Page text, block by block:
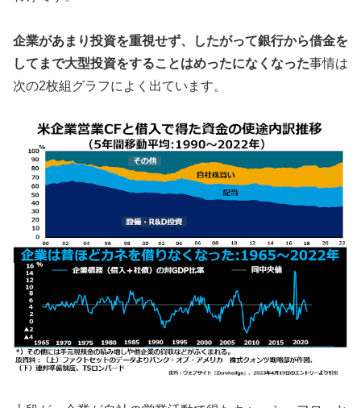
企業があまり投資を重視せず、したがって銀行から借金を
してまで大型投資をすることはめったになくなった事情は
次の2枚組グラフによく出ています。